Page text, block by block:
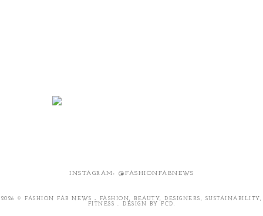
INSTAGRAM: @FASHIONFABNEWS
2026 © FASHION FAB NEWS - FASHION, BEAUTY, DESIGNERS, SUSTAINABILITY,
FITNESS .
DESIGN BY FCD